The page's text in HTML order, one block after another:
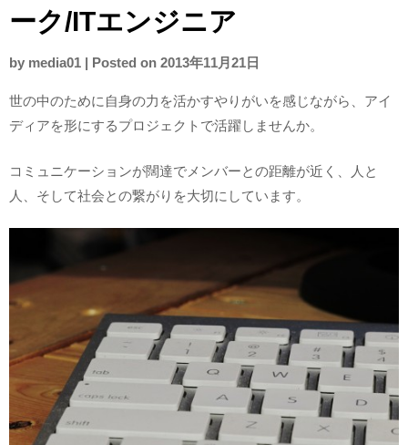
ーク/ITエンジニア
by media01 | Posted on 2013年11月21日
世の中のために自身の力を活かすやりがいを感じながら、アイ
ディアを形にするプロジェクトで活躍しませんか。
コミュニケーションが闊達でメンバーとの距離が近く、人と
人、そして社会との繋がりを大切にしています。